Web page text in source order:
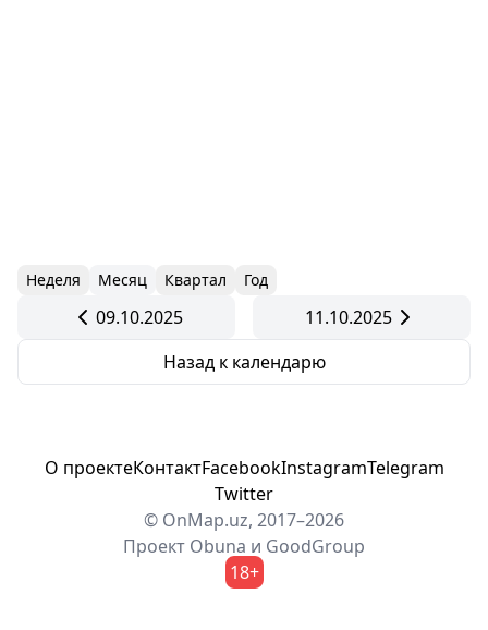
Неделя Месяц Квартал Год
09.10.2025
11.10.2025
Назад к календарю
О проектеКонтактFacebookInstagramTelegram
Twitter
© OnMap.uz, 2017–2026
Проект Obuna и GoodGroup
18+